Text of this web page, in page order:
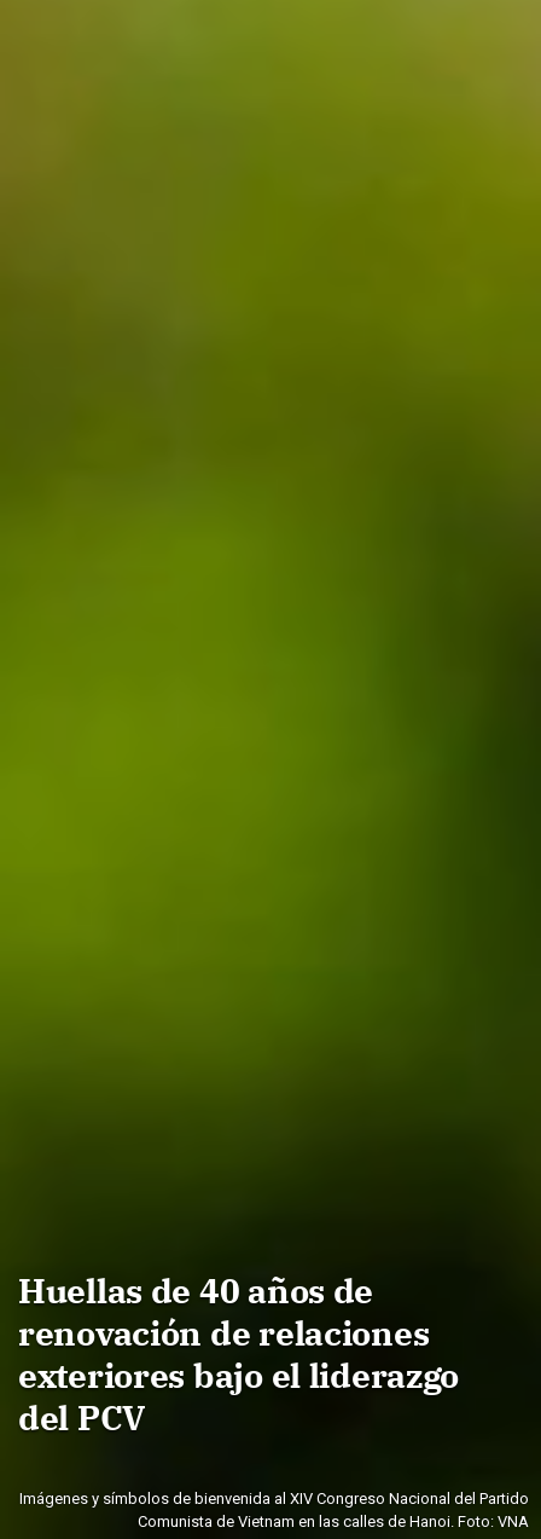
Huellas de 40 años de
renovación de relaciones
exteriores bajo el liderazgo
del PCV
Imágenes y símbolos de bienvenida al XIV Congreso Nacional del Partido
Comunista de Vietnam en las calles de Hanoi. Foto: VNA